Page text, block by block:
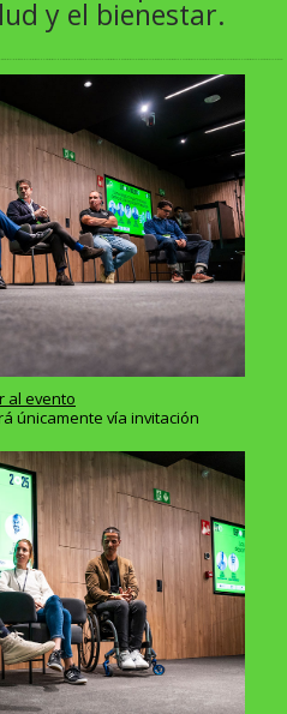
y el bienestar.
al evento
únicamente vía invitación